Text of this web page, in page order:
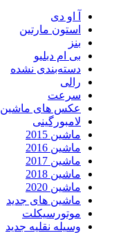
آ او دی
استون مارتین
بنز
بی ام دبلیو
دسته‌بندی نشده
رالی
سرعت
عکس های ماشین
لامبورگینی
ماشین 2015
ماشین 2016
ماشین 2017
ماشین 2018
ماشین 2020
ماشین های جدید
موتورسیکلت
وسیله نقلیه جدید